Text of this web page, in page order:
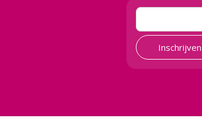
Inschrijven